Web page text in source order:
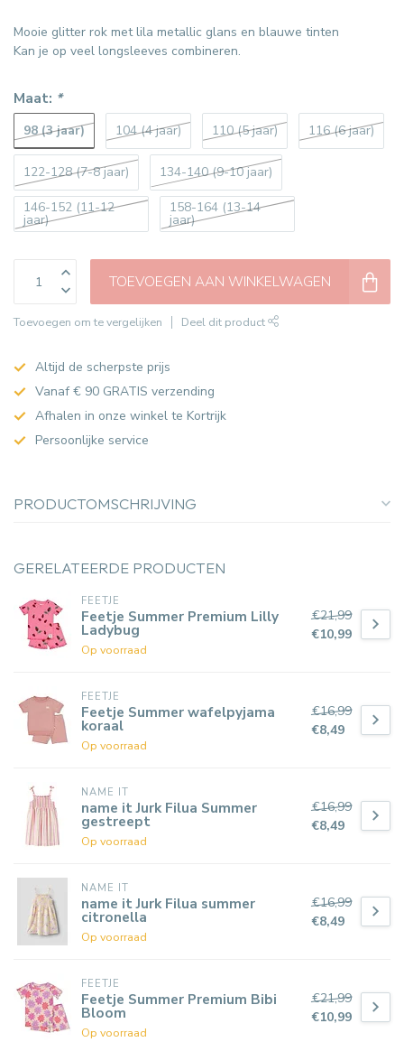
Mooie glitter rok met lila metallic glans en blauwe tinten
Kan je op veel longsleeves combineren.
Maat: *
98 (3 jaar) 104 (4 jaar) 110 (5 jaar) 116 (6 jaar)
122-128 (7-8 jaar) 134-140 (9-10 jaar)
146-152 (11-12
jaar)
158-164 (13-14
jaar)
TOEVOEGEN AAN WINKELWAGEN
Toevoegen om te vergelijken Deel dit product
Altijd de scherpste prijs
Vanaf € 90 GRATIS verzending
Afhalen in onze winkel te Kortrijk
Persoonlijke service
PRODUCTOMSCHRIJVING
GERELATEERDE PRODUCTEN
FEETJE
Feetje Summer Premium Lilly
Ladybug
Op voorraad
€21,99
€10,99
FEETJE
Feetje Summer wafelpyjama
koraal
Op voorraad
€16,99
€8,49
NAME IT
name it Jurk Filua Summer
gestreept
Op voorraad
€16,99
€8,49
NAME IT
name it Jurk Filua summer
citronella
Op voorraad
€16,99
€8,49
FEETJE
Feetje Summer Premium Bibi
Bloom
Op voorraad
€21,99
€10,99